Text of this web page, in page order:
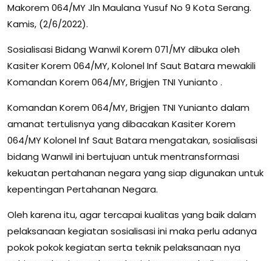
Makorem 064/MY Jln Maulana Yusuf No 9 Kota Serang.
Kamis, (2/6/2022).
Sosialisasi Bidang Wanwil Korem 071/MY dibuka oleh
Kasiter Korem 064/MY, Kolonel Inf Saut Batara mewakili
Komandan Korem 064/MY, Brigjen TNI Yunianto .
Komandan Korem 064/MY, Brigjen TNI Yunianto dalam
amanat tertulisnya yang dibacakan Kasiter Korem
064/MY Kolonel Inf Saut Batara mengatakan, sosialisasi
bidang Wanwil ini bertujuan untuk mentransformasi
kekuatan pertahanan negara yang siap digunakan untuk
kepentingan Pertahanan Negara.
Oleh karena itu, agar tercapai kualitas yang baik dalam
pelaksanaan kegiatan sosialisasi ini maka perlu adanya
pokok pokok kegiatan serta teknik pelaksanaan nya